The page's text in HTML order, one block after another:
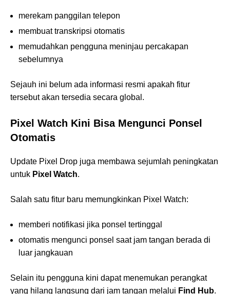
merekam panggilan telepon
membuat transkripsi otomatis
memudahkan pengguna meninjau percakapan
sebelumnya
Sejauh ini belum ada informasi resmi apakah fitur
tersebut akan tersedia secara global.
Pixel Watch Kini Bisa Mengunci Ponsel
Otomatis
Update Pixel Drop juga membawa sejumlah peningkatan
untuk Pixel Watch.
Salah satu fitur baru memungkinkan Pixel Watch:
memberi notifikasi jika ponsel tertinggal
otomatis mengunci ponsel saat jam tangan berada di
luar jangkauan
Selain itu pengguna kini dapat menemukan perangkat
yang hilang langsung dari jam tangan melalui Find Hub.